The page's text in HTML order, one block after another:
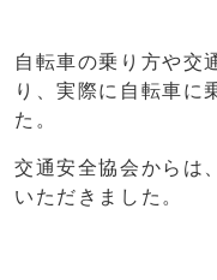
自転車の乗り方や交
り、実際に自転車に
た。
交通安全協会からは
いただきました。